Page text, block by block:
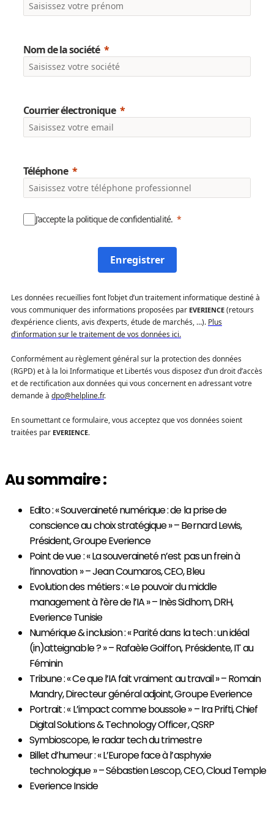
Nom de la société
Courrier électronique
Téléphone
J'accepte la politique de confidentialité.
Enregistrer
Les données recueillies font l’objet d’un traitement informatique destiné à
vous communiquer des informations proposées par EVERIENCE (retours
d’expérience clients, avis d’experts, étude de marchés, …). Plus
d’information sur le traitement de vos données ici.
Conformément au règlement général sur la protection des données
(RGPD) et à la loi Informatique et Libertés vous disposez d’un droit d’accès
et de rectification aux données qui vous concernent en adressant votre
demande à dpo@helpline.fr.
En soumettant ce formulaire, vous acceptez que vos données soient
traitées par EVERIENCE.
Au sommaire :
Edito : « Souveraineté numérique : de la prise de
conscience au choix stratégique » – Bernard Lewis,
Président, Groupe Everience
Point de vue : « La souveraineté n’est pas un frein à
l’innovation » – Jean Coumaros, CEO, Bleu
Evolution des métiers : « Le pouvoir du middle
management à l’ère de l’IA » – Inès Sidhom, DRH,
Everience Tunisie
Numérique & inclusion : « Parité dans la tech : un idéal
(in)atteignable ? » – Rafaèle Goiffon, Présidente, IT au
Féminin
Tribune : « Ce que l’IA fait vraiment au travail » – Romain
Mandry, Directeur général adjoint, Groupe Everience
Portrait : « L’impact comme boussole » – Ira Prifti, Chief
Digital Solutions & Technology Officer, QSRP
Symbioscope, le radar tech du trimestre
Billet d’humeur : « L’Europe face à l’asphyxie
technologique » – Sébastien Lescop, CEO, Cloud Temple
Everience Inside